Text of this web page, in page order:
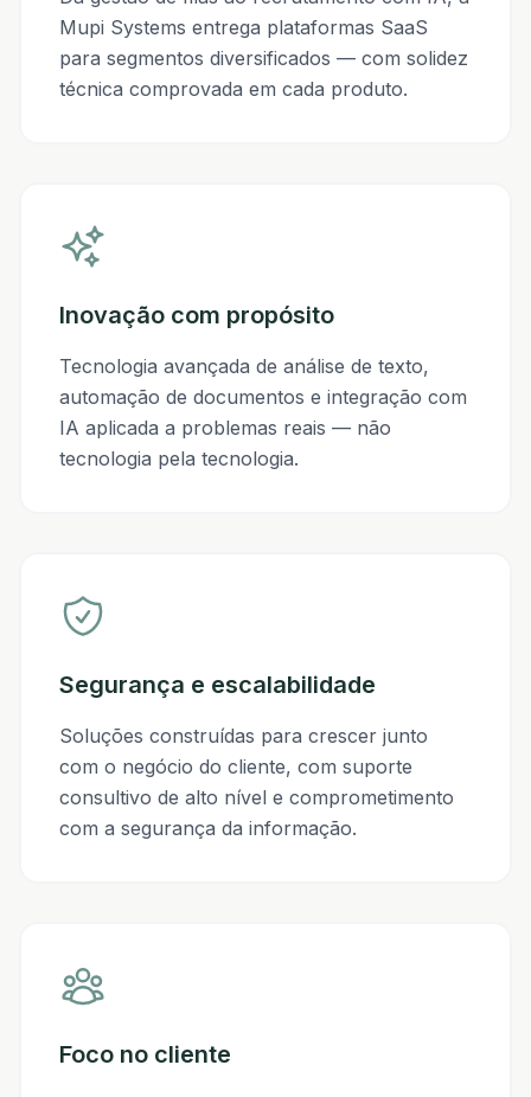
Mupi Systems entrega plataformas SaaS
para segmentos diversificados — com solidez
técnica comprovada em cada produto.
Inovação com propósito
Tecnologia avançada de análise de texto,
automação de documentos e integração com
IA aplicada a problemas reais — não
tecnologia pela tecnologia.
Segurança e escalabilidade
Soluções construídas para crescer junto
com o negócio do cliente, com suporte
consultivo de alto nível e comprometimento
com a segurança da informação.
Foco no cliente